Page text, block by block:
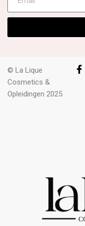
© La Lique
Cosmetics &
Opleidingen 2025